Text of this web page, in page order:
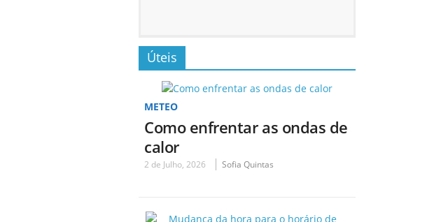
Úteis
METEO
Como enfrentar as ondas de
calor
2 de Julho, 2026 Sofia Quintas